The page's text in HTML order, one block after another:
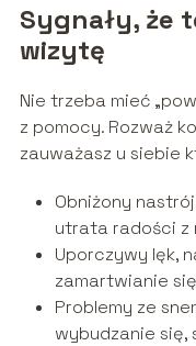
Sygnały, że
wizytę
Nie trzeba mieć
z pomocy. Rozważ
zauważasz u siebie
Obniżony
utrata radości z
Uporczywy lęk,
zamartwianie
Problemy ze
wybudzanie się,